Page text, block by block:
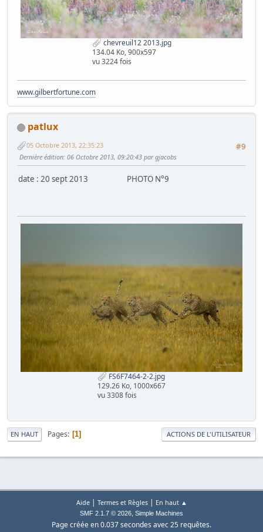
chevreuil12 2013.jpg
134.04 Ko, 900x597
vu 3224 fois
www.gilbertfortune.com
patlux
#9
05 Octobre 2013, 22:35:23
Dernière édition: 06 Octobre 2013, 09:20:43 par gjacobs
date : 20 sept 2013 PHOTO N°9
FS6F7464-2-2.jpg
129.26 Ko, 1000x667
vu 3308 fois
EN HAUT Pages 1 ACTIONS DE L'UTILISATEUR
Aide| Termes et Règles| En haut ▲
SMF 2.1.7 © 2026, Simple Machines
Page créée en 0.037 secondes avec 25 requêtes.